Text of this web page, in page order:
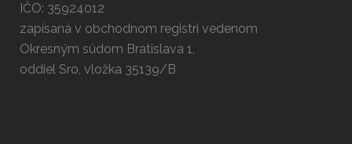
IČO: 35924012
zapísaná v obchodnom registri vedenom
Okresným súdom Bratislava 1,
oddiel Sro, vložka 35139/B